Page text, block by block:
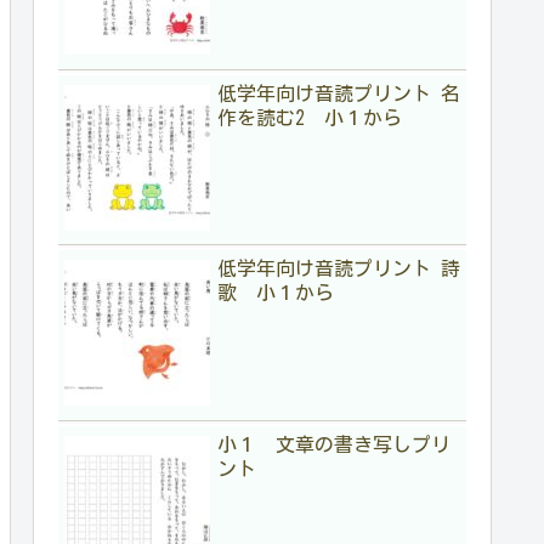
低学年向け音読プリント 名
作を読む2 小１から
低学年向け音読プリント 詩
歌 小１から
小１ 文章の書き写しプリ
ント